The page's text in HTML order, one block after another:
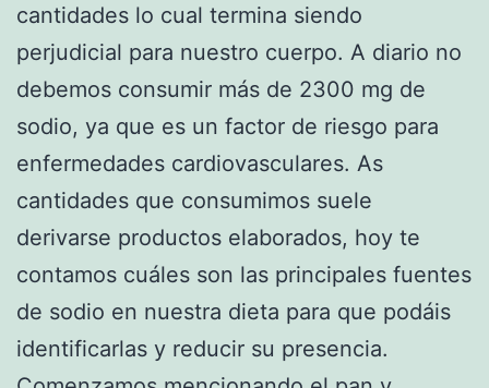
cantidades lo cual termina siendo
perjudicial para nuestro cuerpo. A diario no
debemos consumir más de 2300 mg de
sodio, ya que es un factor de riesgo para
enfermedades cardiovasculares. As
cantidades que consumimos suele
derivarse productos elaborados, hoy te
contamos cuáles son las principales fuentes
de sodio en nuestra dieta para que podáis
identificarlas y reducir su presencia.